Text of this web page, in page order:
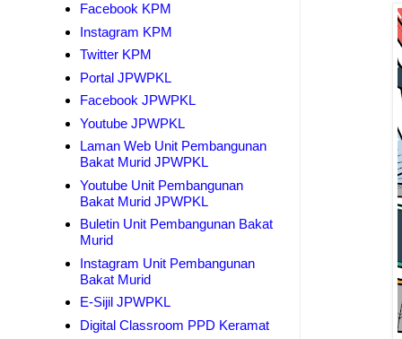
Facebook KPM
Instagram KPM
Twitter KPM
Portal JPWPKL
Facebook JPWPKL
Youtube JPWPKL
Laman Web Unit Pembangunan
Bakat Murid JPWPKL
Youtube Unit Pembangunan
Bakat Murid JPWPKL
Buletin Unit Pembangunan Bakat
Murid
Instagram Unit Pembangunan
Bakat Murid
E-Sijil JPWPKL
Digital Classroom PPD Keramat